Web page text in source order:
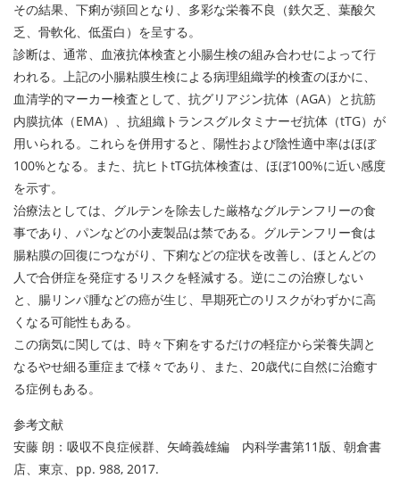
その結果、下痢が頻回となり、多彩な栄養不良（鉄欠乏、葉酸欠
乏、骨軟化、低蛋白）を呈する。
診断は、通常、血液抗体検査と小腸生検の組み合わせによって行
われる。上記の小腸粘膜生検による病理組織学的検査のほかに、
血清学的マーカー検査として、抗グリアジン抗体（AGA）と抗筋
内膜抗体（EMA）、抗組織トランスグルタミナーゼ抗体（tTG）が
用いられる。これらを併用すると、陽性および陰性適中率はほぼ
100%となる。また、抗ヒトtTG抗体検査は、ほぼ100%に近い感度
を示す。
治療法としては、グルテンを除去した厳格なグルテンフリーの食
事であり、パンなどの小麦製品は禁である。グルテンフリー食は
腸粘膜の回復につながり、下痢などの症状を改善し、ほとんどの
人で合併症を発症するリスクを軽減する。逆にこの治療しない
と、腸リンパ腫などの癌が生じ、早期死亡のリスクがわずかに高
くなる可能性もある。
この病気に関しては、時々下痢をするだけの軽症から栄養失調と
なるやせ細る重症まで様々であり、また、20歳代に自然に治癒す
る症例もある。
参考文献
安藤 朗：吸収不良症候群、矢崎義雄編 内科学書第11版、朝倉書
店、東京、pp. 988, 2017.